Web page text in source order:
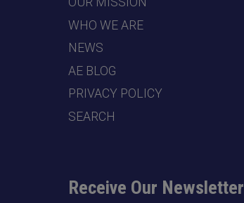
WHO WE ARE
NEWS
AE BLOG
PRIVACY POLICY
SEARCH
Receive Our Newsletter